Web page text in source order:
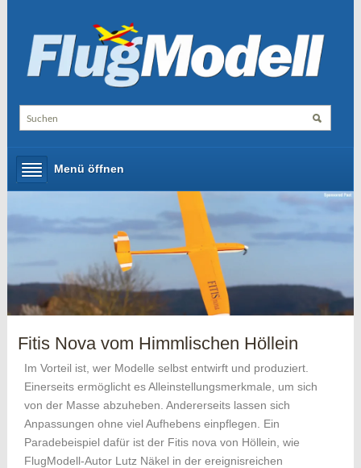
Menü öffnen
Fitis Nova vom Himmlischen Höllein
Im Vorteil ist, wer Modelle selbst entwirft und produziert.
Einerseits ermöglicht es Alleinstellungsmerkmale, um sich
von der Masse abzuheben. Andererseits lassen sich
Anpassungen ohne viel Aufhebens einpflegen. Ein
Paradebeispiel dafür ist der Fitis nova von Höllein, wie
FlugModell-Autor Lutz Näkel in der ereignisreichen